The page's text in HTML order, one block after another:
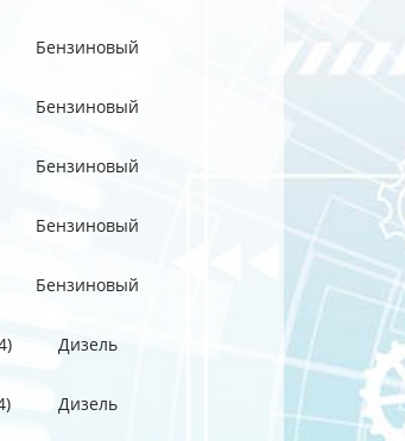
Бензиновый
Бензиновый
Бензиновый
Бензиновый
Бензиновый
Дизель
Дизель